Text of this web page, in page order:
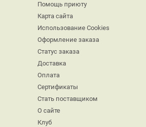
Помощь приюту
Карта сайта
Использование Cookies
Оформление заказа
Статус заказа
Доставка
Оплата
Сертификаты
Стать поставщиком
О сайте
Клуб